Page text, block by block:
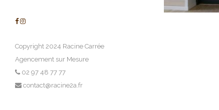
Copyright 2024 Racine Carrée
Agencement sur Mesure
02 97 48 77 77
contact@racine2a.fr